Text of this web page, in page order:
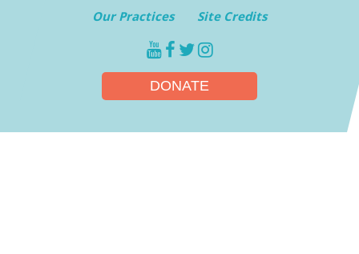
Our Practices Site Credits
youtube
facebook
twitter
instagram
DONATE